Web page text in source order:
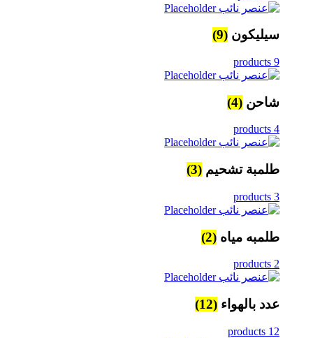
سيليكون (9)
9 products
شاحن (4)
4 products
طلمبة تشحيم (3)
3 products
طلمبه مياه (2)
2 products
عدد بالهواء (12)
12 products